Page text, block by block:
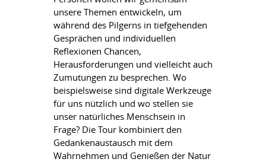
unsere Themen entwickeln, um
während des Pilgerns in tiefgehenden
Gesprächen und individuellen
Reflexionen Chancen,
Herausforderungen und vielleicht auch
Zumutungen zu besprechen. Wo
beispielsweise sind digitale Werkzeuge
für uns nützlich und wo stellen sie
unser natürliches Menschsein in
Frage? Die Tour kombiniert den
Gedankenaustausch mit dem
Wahrnehmen und Genießen der Natur